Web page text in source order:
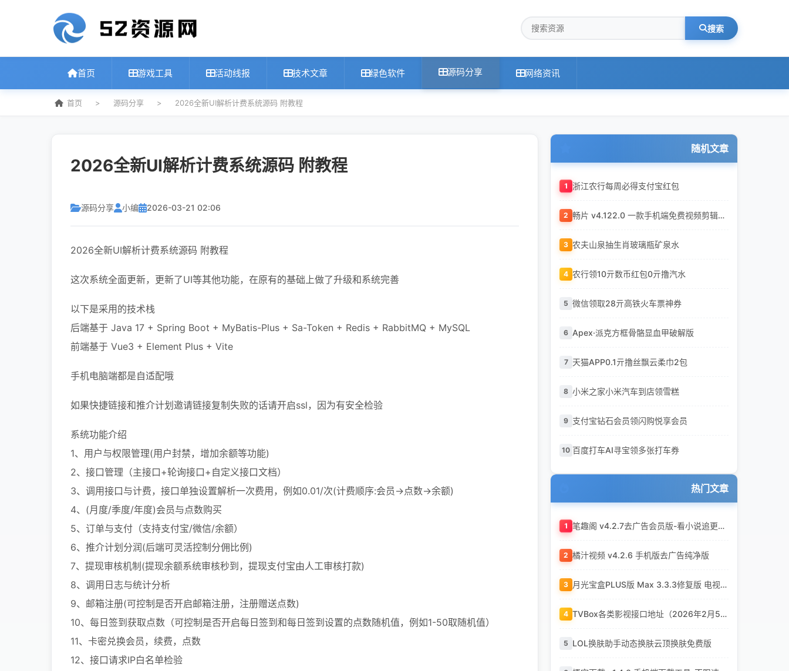
搜索
首页 游戏工具 活动线报 技术文章 绿色软件 源码分享 网络资讯
首页 > 源码分享 > 2026全新UI解析计费系统源码 附教程
2026全新UI解析计费系统源码 附教程
源码分享 小编 2026-03-21 02:06
2026全新UI解析计费系统源码 附教程
这次系统全面更新，更新了UI等其他功能，在原有的基础上做了升级和系统完善
以下是采用的技术栈
后端基于 Java 17 + Spring Boot + MyBatis-Plus + Sa-Token + Redis + RabbitMQ + MySQL
前端基于 Vue3 + Element Plus + Vite
手机电脑端都是自适配哦
如果快捷链接和推介计划邀请链接复制失败的话请开启ssl，因为有安全检验
系统功能介绍
1、用户与权限管理(用户封禁，增加余额等功能)
2、接口管理（主接口+轮询接口+自定义接口文档）
3、调用接口与计费，接口单独设置解析一次费用，例如0.01/次(计费顺序:会员->点数->余额)
4、(月度/季度/年度)会员与点数购买
5、订单与支付（支持支付宝/微信/余额）
6、推介计划分润(后端可灵活控制分佣比例)
7、提现审核机制(提现余额系统审核秒到，提现支付宝由人工审核打款)
8、调用日志与统计分析
9、邮箱注册(可控制是否开启邮箱注册，注册赠送点数)
10、每日签到获取点数（可控制是否开启每日签到和每日签到设置的点数随机值，例如1-50取随机值）
11、卡密兑换会员，续费，点数
12、接口请求IP白名单检验
随机文章
1 浙江农行每周必得支付宝红包
2 畅片 v4.122.0 一款手机端免费视频剪辑app 安卓+iOS 大疆出品
3 农夫山泉抽生肖玻璃瓶矿泉水
4 农行领10亓数币红包0亓撸汽水
5 微信领取28亓高铁火车票神券
6 Apex·派克方框骨骼显血甲破解版
7 天猫APP0.1亓撸丝飘云柔巾2包
8 小米之家小米汽车到店领雪糕
9 支付宝钻石会员领闪购悦享会员
10 百度打车AI寻宝领多张打车券
热门文章
1 笔趣阁 v4.2.7去广告会员版-看小说追更神器
2 橘汁视频 v4.2.6 手机版去广告纯净版
3 月光宝盒PLUS版 Max 3.3.3修复版 电视端影视平台-内置直播+点播源版-免费追剧
4 TVBox各类影视接口地址（2026年2月5日更新）
5 LOL换肤助手动态换肤云顶换肤免费版